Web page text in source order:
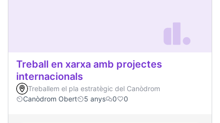
Treball en xarxa amb projectes
internacionals
Treballem el pla estratègic del Canòdrom
Canòdrom Obert
5 anys 0 0